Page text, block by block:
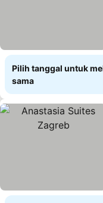
Pilih tanggal untuk
sama